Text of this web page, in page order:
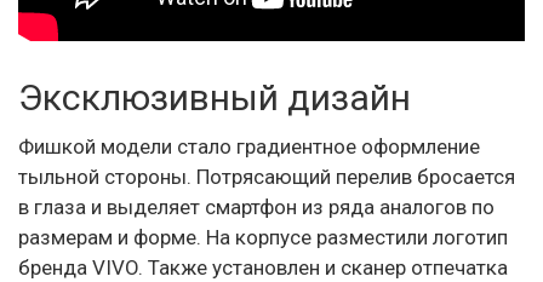
Эксклюзивный дизайн
Фишкой модели стало градиентное оформление
тыльной стороны. Потрясающий перелив бросается
в глаза и выделяет смартфон из ряда аналогов по
размерам и форме. На корпусе разместили логотип
бренда VIVO. Также установлен и сканер отпечатка